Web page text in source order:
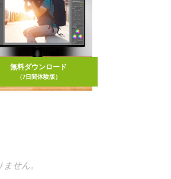
無料ダウンロード
（7日間体験版）
せん。